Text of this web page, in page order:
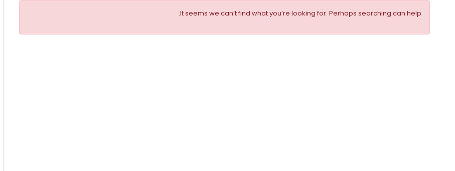
It seems we can’t find what you’re looking for. Perhaps searching can help.